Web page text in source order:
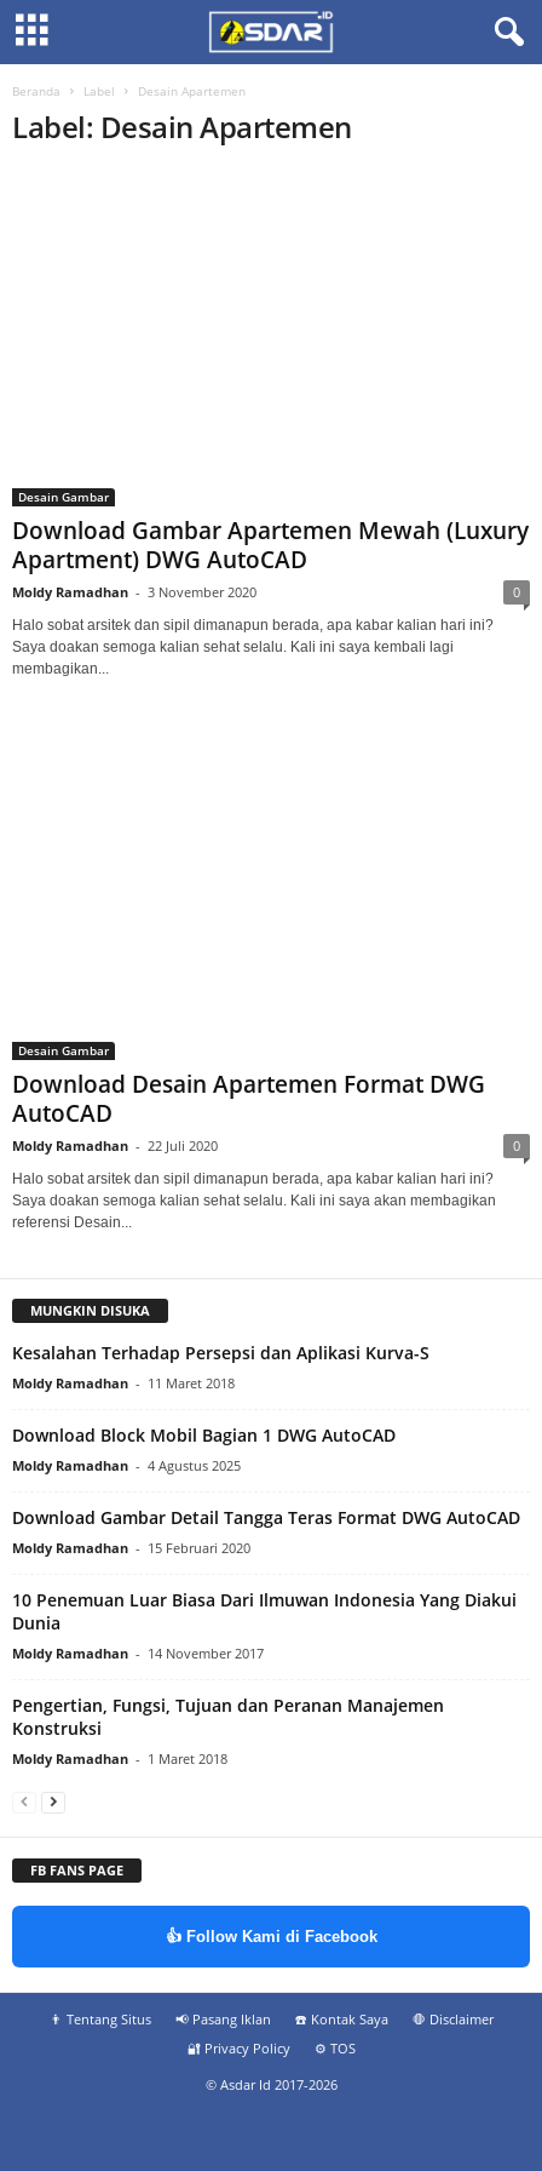
Beranda Label Desain Apartemen
Label: Desain Apartemen
Desain Gambar
Download Gambar Apartemen Mewah (Luxury
Apartment) DWG AutoCAD
Moldy Ramadhan - 3 November 2020 0
Halo sobat arsitek dan sipil dimanapun berada, apa kabar kalian hari ini?
Saya doakan semoga kalian sehat selalu. Kali ini saya kembali lagi
membagikan...
Desain Gambar
Download Desain Apartemen Format DWG
AutoCAD
Moldy Ramadhan - 22 Juli 2020 0
Halo sobat arsitek dan sipil dimanapun berada, apa kabar kalian hari ini?
Saya doakan semoga kalian sehat selalu. Kali ini saya akan membagikan
referensi Desain...
MUNGKIN DISUKA
Kesalahan Terhadap Persepsi dan Aplikasi Kurva-S
Moldy Ramadhan - 11 Maret 2018
Download Block Mobil Bagian 1 DWG AutoCAD
Moldy Ramadhan - 4 Agustus 2025
Download Gambar Detail Tangga Teras Format DWG AutoCAD
Moldy Ramadhan - 15 Februari 2020
10 Penemuan Luar Biasa Dari Ilmuwan Indonesia Yang Diakui
Dunia
Moldy Ramadhan - 14 November 2017
Pengertian, Fungsi, Tujuan dan Peranan Manajemen
Konstruksi
Moldy Ramadhan - 1 Maret 2018
FB FANS PAGE
👍 Follow Kami di Facebook
👨‍ Tentang Situs 📢 Pasang Iklan ☎️ Kontak Saya
🛑 Disclaimer
🔐 Privacy Policy
⚙️ TOS
© Asdar Id 2017-2026